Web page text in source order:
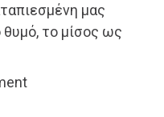
μας
το μίσος ως